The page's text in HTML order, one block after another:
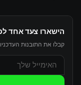
הישארו צעד אחד
קבלו את התובנות העדכניות